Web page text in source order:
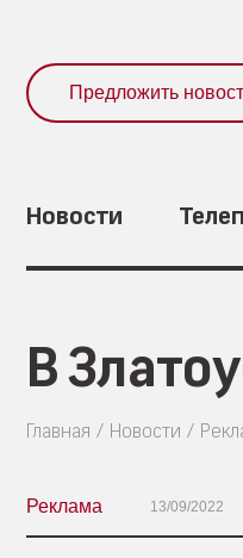
Предложить
Новости
В
Главная Новости
Реклама 13/09/2022